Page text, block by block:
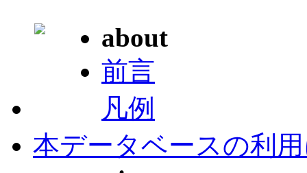
about
前言
凡例
本データベースの利